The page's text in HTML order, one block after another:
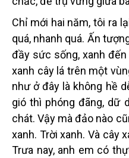
Chỉ mới hai năm, tôi ra
quá, nhanh quá. Ấn
đầy sức sống, xanh
xanh cây lá trên một
như ở đây là không hề
gió thì phóng đãng, dữ
chát. Vậy mà đảo nào
xanh. Trời xanh. Và cây
Trưa nay, anh em có